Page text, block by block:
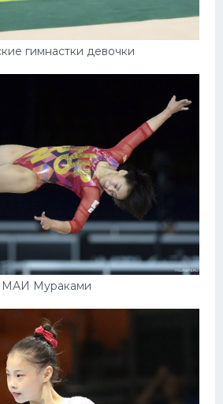
гимнастки девочки
МАИ Мураками